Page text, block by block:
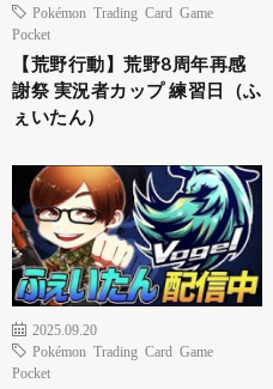
Pokémon Trading Card Game
Pocket
【荒野行動】荒野8周年再感
謝祭 実況者カップ 練習日（ふ
ぇいたん）
2025.09.20
Pokémon Trading Card Game
Pocket